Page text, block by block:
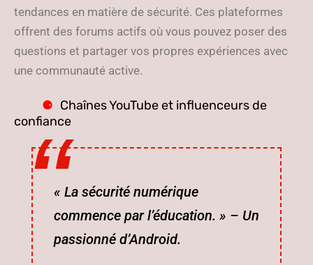
tendances en matière de sécurité. Ces plateformes
offrent des forums actifs où vous pouvez poser des
questions et partager vos propres expériences avec
une communauté active.
Chaînes YouTube et influenceurs de
confiance
« La sécurité numérique
commence par l’éducation. » – Un
passionné d’Android.